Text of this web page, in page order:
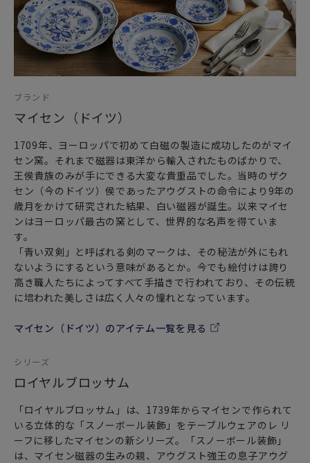
ブランド
マイセン（ドイツ）
1709年、ヨーロッパで初めて白磁の製造に成功したのがマイ
セン窯。それまで磁器は東洋から輸入されたものばかりで、
王侯貴族のみが手にできる大変な貴重品でした。当時のザク
セン（今のドイツ）侯であったアウグストの命令により9年の
歳月をかけて研究された結果、白い磁器が誕生。以来マイセ
ンはヨーロッパ最古の窯として、世界的な名声を得ていま
す。
「青い双剣」と呼ばれる剣のマークは、その秘法が外にもれ
ないようにするという意味があるとか。今でも絵付けは誇り
高き職人たちによってすべて手描きで行われており、その伝統
に培われた美しさは広く人々の憧れとなっています。
マイセン（ドイツ）のアイテム一覧を見る
シリーズ
ロイヤルブロッサム
「ロイヤルブロッサム」は、1739年からマイセンで作られて
いる立体的な「スノーボール装飾」をテーブルウェアのレ リ
ーフに移したマイセンの新シリーズ。「スノーボール装飾」
は、マイセン磁器の生みの親、アウグスト強王の息子アウグ